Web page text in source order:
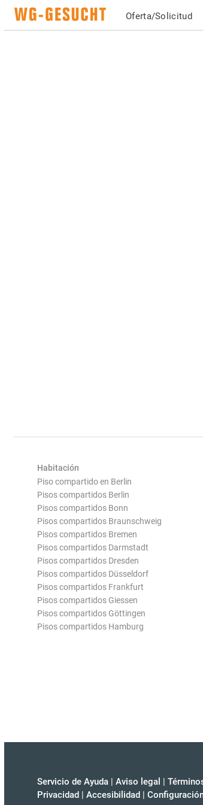
Oferta/Solicitud
Habitación
Piso compartido en Berlin
Pisos compartidos Berlin
Pisos compartidos Bonn
Pisos compartidos Braunschweig
Pisos compartidos Bremen
Pisos compartidos Darmstadt
Pisos compartidos Dresden
Pisos compartidos Düsseldorf
Pisos compartidos Frankfurt
Pisos compartidos Giessen
Pisos compartidos Göttingen
Pisos compartidos Hamburg
Servicio de Ayuda | Aviso legal |
Privacidad | Accesibilidad |